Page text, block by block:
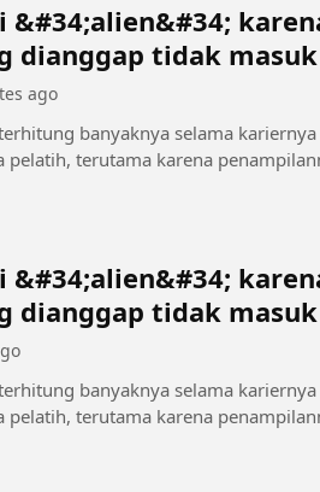
dianggap tidak
ago
banyaknya selama
terutama karena
dianggap tidak
banyaknya selama
terutama karena